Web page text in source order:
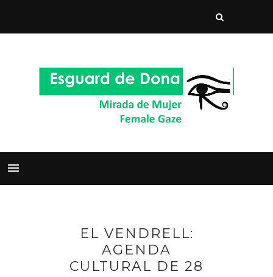
EL VENDRELL:
AGENDA
CULTURAL DE 28